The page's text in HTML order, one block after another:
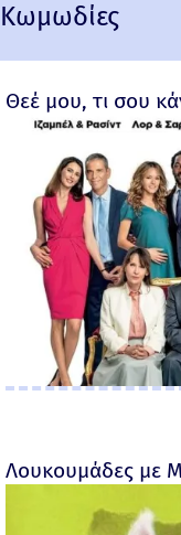
Κωμωδίες
Θεέ μου, τι σου
Λουκουμάδες με